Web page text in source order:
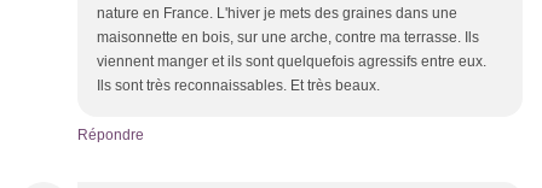
nature en France. L'hiver je mets des graines dans une
maisonnette en bois, sur une arche, contre ma terrasse. Ils
viennent manger et ils sont quelquefois agressifs entre eux.
Ils sont très reconnaissables. Et très beaux.
Répondre